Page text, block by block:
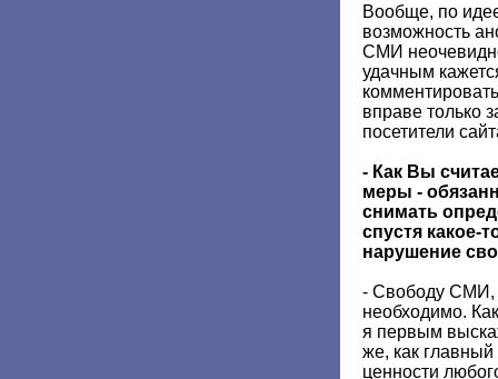
Вообще, по
возможность
СМИ
удачным
вправе только
посетители
- Как Вы
меры -
снимать
спустя какое-
нарушение
- Свободу СМИ,
необходимо.
я первым
же, как
ценности